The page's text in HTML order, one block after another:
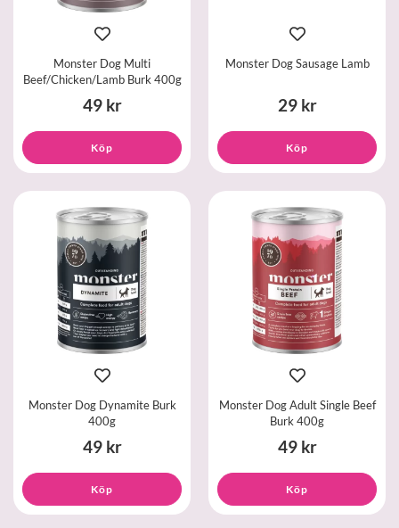
Monster Dog Multi
Beef/Chicken/Lamb Burk 400g
49 kr
Köp
Monster Dog Sausage Lamb
29 kr
Köp
Monster Dog Dynamite Burk
400g
49 kr
Köp
Monster Dog Adult Single Beef
Burk 400g
49 kr
Köp